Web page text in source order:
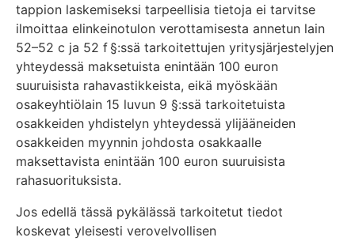
tappion laskemiseksi tarpeellisia tietoja ei tarvitse
ilmoittaa elinkeinotulon verottamisesta annetun lain
52–52 c ja 52 f §:ssä tarkoitettujen yritysjärjestelyjen
yhteydessä maksetuista enintään 100 euron
suuruisista rahavastikkeista, eikä myöskään
osakeyhtiölain 15 luvun 9 §:ssä tarkoitetuista
osakkeiden yhdistelyn yhteydessä ylijääneiden
osakkeiden myynnin johdosta osakkaalle
maksettavista enintään 100 euron suuruisista
rahasuorituksista.
Jos edellä tässä pykälässä tarkoitetut tiedot
koskevat yleisesti verovelvollisen